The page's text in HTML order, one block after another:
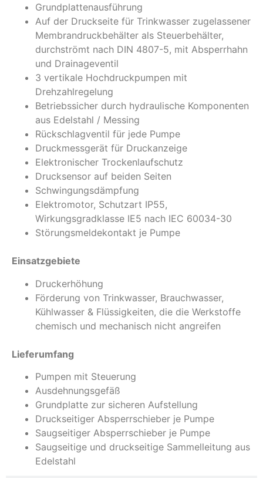
Grundplattenausführung
Auf der Druckseite für Trinkwasser zugelassener
Membrandruckbehälter als Steuerbehälter,
durchströmt nach DIN 4807-5, mit Absperrhahn
und Drainageventil
3 vertikale Hochdruckpumpen mit
Drehzahlregelung
Betriebssicher durch hydraulische Komponenten
aus Edelstahl / Messing
Rückschlagventil für jede Pumpe
Druckmessgerät für Druckanzeige
Elektronischer Trockenlaufschutz
Drucksensor auf beiden Seiten
Schwingungsdämpfung
Elektromotor, Schutzart IP55,
Wirkungsgradklasse IE5 nach IEC 60034-30
Störungsmeldekontakt je Pumpe
Einsatzgebiete
Druckerhöhung
Förderung von Trinkwasser, Brauchwasser,
Kühlwasser & Flüssigkeiten, die die Werkstoffe
chemisch und mechanisch nicht angreifen
Lieferumfang
Pumpen mit Steuerung
Ausdehnungsgefäß
Grundplatte zur sicheren Aufstellung
Druckseitiger Absperrschieber je Pumpe
Saugseitiger Absperrschieber je Pumpe
Saugseitige und druckseitige Sammelleitung aus
Edelstahl